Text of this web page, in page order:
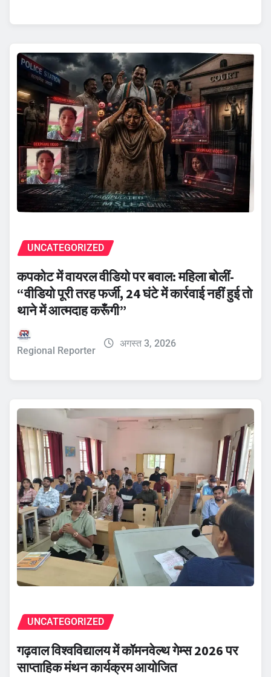
UNCATEGORIZED
कपकोट में वायरल वीडियो पर बवाल: महिला बोलीं-
“वीडियो पूरी तरह फर्जी, 24 घंटे में कार्रवाई नहीं हुई तो
थाने में आत्मदाह करूँगी”
Regional Reporter
अगस्त 3, 2026
UNCATEGORIZED
गढ़वाल विश्वविद्यालय में कॉमनवेल्थ गेम्स 2026 पर
साप्ताहिक मंथन कार्यक्रम आयोजित